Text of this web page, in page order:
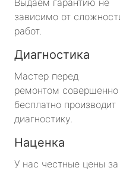
зависимо от
работ.
Диагностика
Мастер перед
ремонтом совершенно
бесплатно производит
диагностику.
Наценка
У нас честные цены за